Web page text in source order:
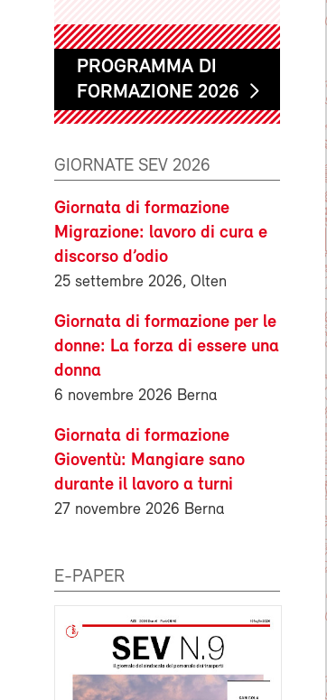
PROGRAMMA DI
FORMAZIONE 2026
GIORNATE SEV 2026
Giornata di formazione
Migrazione: lavoro di cura e
discorso d’odio
25 settembre 2026, Olten
Giornata di formazione per le
donne: La forza di essere una
donna
6 novembre 2026 Berna
Giornata di formazione
Gioventù: Mangiare sano
durante il lavoro a turni
27 novembre 2026 Berna
E-PAPER